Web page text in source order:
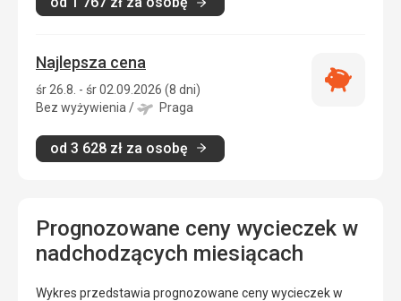
Najlepsza cena
śr 26.8. - śr 02.09.2026 (8 dni)
Bez wyżywienia/ Praga
od 3 628 zł za osobę
Najlepsza
Prognozowane ceny wycieczek w
nadchodzących miesiącach
Wykres przedstawia prognozowane ceny wycieczek w